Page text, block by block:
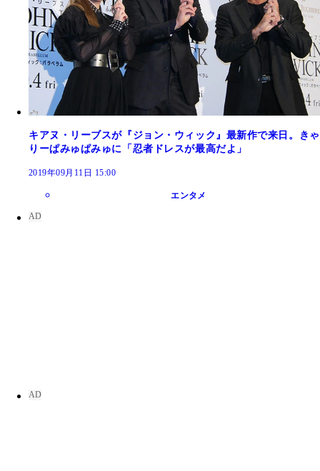
キアヌ・リーブスが『ジョン・ウィック』最新作で来日。きゃ
りーぱみゅぱみゅに「忍者ドレスが最高だよ」
2019年09月11日 15:00
エンタメ